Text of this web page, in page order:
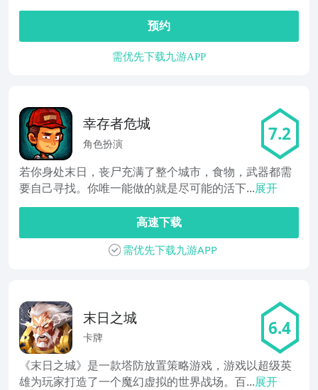
预约
需优先下载九游APP
幸存者危城
角色扮演 7.2
若你身处末日，丧尸充满了整个城市，食物，武器都需
要自己寻找。你唯一能做的就是尽可能的活下...展开
高速下载
需优先下载九游APP
末日之城
卡牌 6.4
《末日之城》是一款塔防放置策略游戏，游戏以超级英
雄为玩家打造了一个魔幻虚拟的世界战场。百...展开